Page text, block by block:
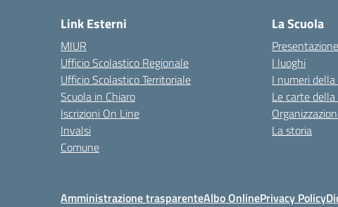
Link Esterni
MIUR
Ufficio Scolastico Regionale
Ufficio Scolastico Territoriale
Scuola in Chiaro
Iscrizioni On Line
Invalsi
Comune
La Scuola
Presentazione
I luoghi
I numeri
Le carte
La storia
Amministrazione trasparenteAlbo OnlinePrivacy Policy